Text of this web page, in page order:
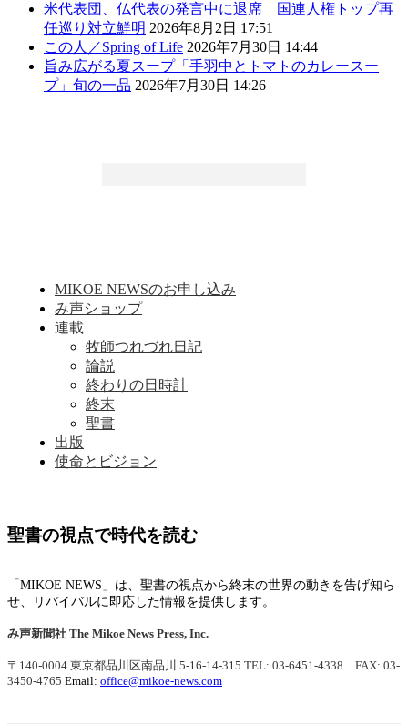
米代表団、仏代表の発言中に退席 国連人権トップ再
任巡り対立鮮明 2026年8月2日 17:51
この人／Spring of Life 2026年7月30日 14:44
旨み広がる夏スープ「手羽中とトマトのカレースー
プ」旬の一品 2026年7月30日 14:26
MIKOE NEWSのお申し込み
み声ショップ
連載
牧師つれづれ日記
論説
終わりの日時計
終末
聖書
出版
使命とビジョン
聖書の視点で時代を読む
「MIKOE NEWS」は、聖書の視点から終末の世界の動きを告げ知ら
せ、リバイバルに即応した情報を提供します。
み声新聞社 The Mikoe News Press, Inc.
〒140-0004 東京都品川区南品川 5-16-14-315 TEL: 03-6451-4338 FAX: 03-
3450-4765 Email: office@mikoe-news.com